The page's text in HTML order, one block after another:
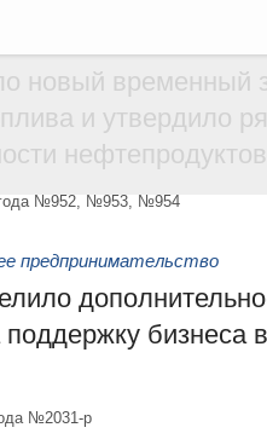
новый временный
и утвердило
нефтепродуктов
года №952, №953, №954
предпринимательство
бизнеса
№2031-р